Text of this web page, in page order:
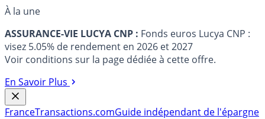
À la une
ASSURANCE-VIE LUCYA CNP : Fonds euros Lucya CNP :
visez 5.05% de rendement en 2026 et 2027
Voir conditions sur la page dédiée à cette offre.
En Savoir Plus
FranceTransactions.comGuide indépendant de l'épargne